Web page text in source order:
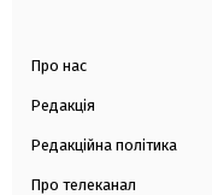
Про нас
Редакція
Редакційна політика
Про телеканал